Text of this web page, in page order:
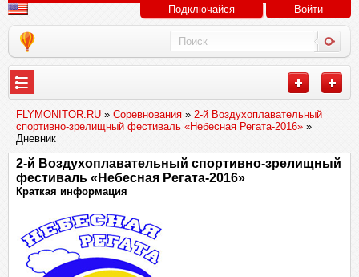
Подключайся Войти
FLYMONITOR.RU » Соревнования » 2-й Воздухоплавательный
спортивно-зрелищный фестиваль «Небесная Регата-2016» »
Дневник
2-й Воздухоплавательный спортивно-зрелищный
фестиваль «Небесная Регата-2016»
Краткая информация